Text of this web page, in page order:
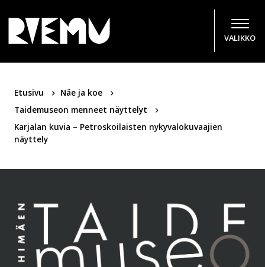
VALIKKO
Etusivu
Näe ja koe
Taidemuseon menneet näyttelyt
Karjalan kuvia – Petroskoilaisten nykyvalokuvaajien
näyttely